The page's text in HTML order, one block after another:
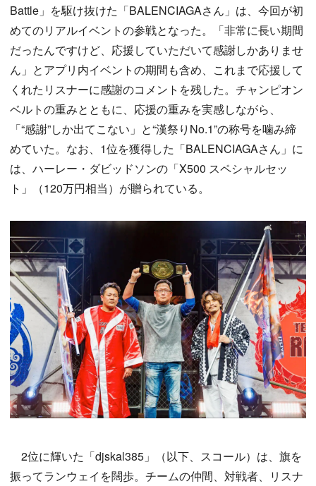
Battle」を駆け抜けた「BALENCIAGAさん」は、今回が初
めてのリアルイベントの参戦となった。「非常に長い期間
だったんですけど、応援していただいて感謝しかありませ
ん」とアプリ内イベントの期間も含め、これまで応援して
くれたリスナーに感謝のコメントを残した。チャンピオン
ベルトの重みとともに、応援の重みを実感しながら、
「“感謝”しか出てこない」と“漢祭りNo.1”の称号を噛み締
めていた。なお、1位を獲得した「BALENCIAGAさん」に
は、ハーレー・ダビッドソンの「X500 スペシャルセッ
ト」（120万円相当）が贈られている。
2位に輝いた「djskal385」（以下、スコール）は、旗を
振ってランウェイを闊歩。チームの仲間、対戦者、リスナ